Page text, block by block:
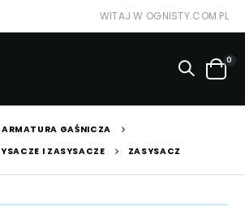
WITAJ W OGNISTY.COM.PL
0
ARMATURA GAŚNICZA
I ZASYSACZE
ZASYSACZ